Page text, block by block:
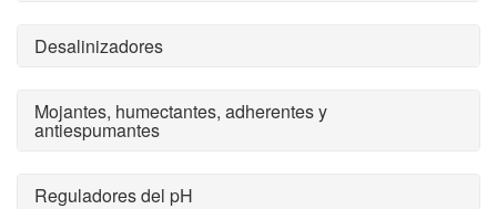
Desalinizadores
Mojantes, humectantes, adherentes y
antiespumantes
Reguladores del pH